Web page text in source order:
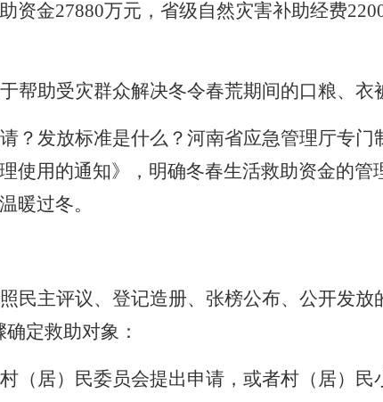
资金27880万元，省级自然灾害补助经费
帮助受灾群众解决冬令春荒期间的口粮、衣
？发放标准是什么？河南省应急管理厅专门
使用的通知》，明确冬春生活救助资金的管
暖过冬。
民主评议、登记造册、张榜公布、公开发放
定救助对象：
（居）民委员会提出申请，或者村（居）民